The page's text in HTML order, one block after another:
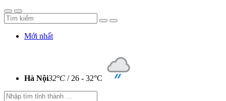
Mới nhất
Hà Nội32°C / 26 - 32°C